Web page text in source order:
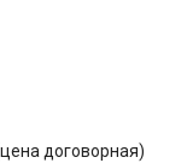
договорная)